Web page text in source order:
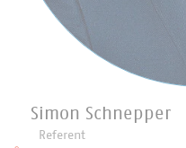
Simon Schnepper
Referent